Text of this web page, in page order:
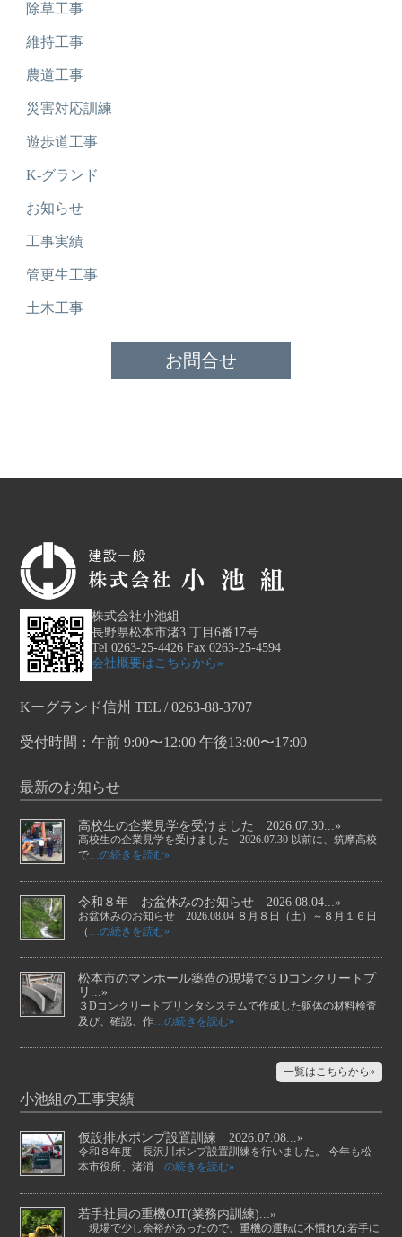
除草工事
維持工事
農道工事
災害対応訓練
遊歩道工事
K-グランド
お知らせ
工事実績
管更生工事
土木工事
お問合せ
株式会社小池組
長野県松本市渚3 丁目6番17号
Tel 0263-25-4426 Fax 0263-25-4594
会社概要はこちらから»
Kーグランド信州 TEL / 0263-88-3707
受付時間：午前 9:00〜12:00 午後13:00〜17:00
最新のお知らせ
高校生の企業見学を受けました 2026.07.30...»
高校生の企業見学を受けました 2026.07.30 以前に、筑摩高校
で …の続きを読む»
令和８年 お盆休みのお知らせ 2026.08.04...»
お盆休みのお知らせ 2026.08.04 ８月８日（土）～８月１６日
（
…の続きを読む»
松本市のマンホール築造の現場で３Dコンクリートプ
リ...»
３Dコンクリートプリンタシステムで作成した躯体の材料検査
及び、確認、作 …の続きを読む»
一覧はこちらから»
小池組の工事実績
仮設排水ポンプ設置訓練 2026.07.08...»
令和８年度 長沢川ポンプ設置訓練を行いました。 今年も松
本市役所、渚消 …の続きを読む»
若手社員の重機OJT(業務内訓練)...»
現場で少し余裕があったので、重機の運転に不慣れな若手に